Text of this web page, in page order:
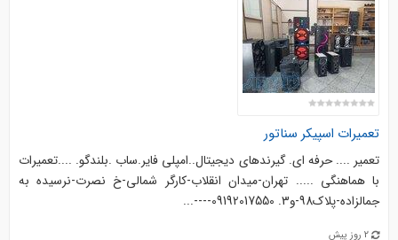
تعمیرات اسپیکر سناتور
تعمیر .... حرفه ای. گیرندهای دیجیتال..امپلی فایر.ساب .بلندگو. ....‌‌تعمیرات
با هماهنگی ..... تهران-میدان انقلاب-کارگر شمالی-خ نصرت-نرسیده به
جمالزاده-پلاک98-و3. 09192017550----...
2 روز پیش